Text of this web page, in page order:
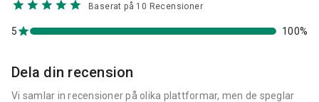
Baserat på 10 Recensioner
5 100%
Dela din recension
Vi samlar in recensioner på olika plattformar, men de speglar